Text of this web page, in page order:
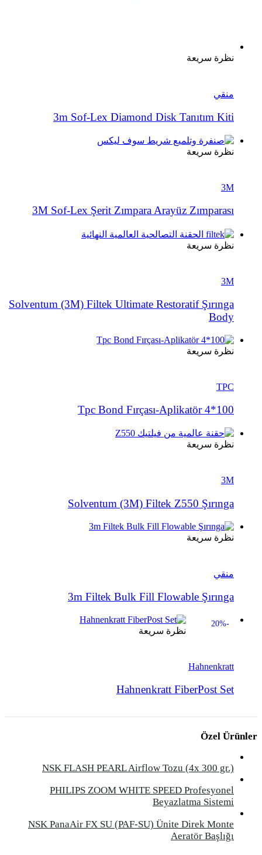
نظرة سريعة
منقي
3m Sof-Lex Diamond Disk Tanıtım Kiti
نظرة سريعة
3M
3M Sof-Lex Şerit Zımpara Arayüz Zımparası
نظرة سريعة
3M
Solventum (3M) Filtek Ultimate Restoratif Şırınga
Body
نظرة سريعة
TPC
Tpc Bond Fırçası-Aplikatör 4*100
نظرة سريعة
3M
Solventum (3M) Filtek Z550 Şırınga
نظرة سريعة
منقي
3m Filtek Bulk Fill Flowable Şırınga
-20%
نظرة سريعة
Hahnenkratt
Hahnenkratt FiberPost Set
Özel Ürünler
NSK FLASH PEARL Airflow Tozu (4x 300 gr.)
PHILIPS ZOOM WHITE SPEED Profesyonel
Beyazlatma Sistemi
NSK PanaAir FX SU (PAF-SU) Ünite Direk Monte
Aeratör Başlığı